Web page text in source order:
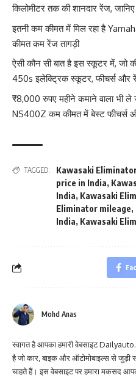
किलोमीटर तक की शानदार रेंज,
इतनी कम कीमत में मिल रहा है
कीमत कम रेंज तागड़ी
ऐसी कौन सी बात है इस स्कूटर में, जो
450s इलेक्ट्रिक स्कूटर, फीचर्स और
₹8,000 रुपए महीने कमाने वाला भी ले
NS400Z कम कीमत में बेस्ट फीचर्स
TAGGED: Kawasaki
price in India,
India, Kawasaki
Eliminator mileage,
India, Kawasaki
Mohd Anas
स्वागत है आपका हमारी वेबसाइट
है जो कार, बाइक और ऑटोमोबाइल्स से जुड़ी
चाहते हैं। इस वेबसाइट पर हमारा मकसद